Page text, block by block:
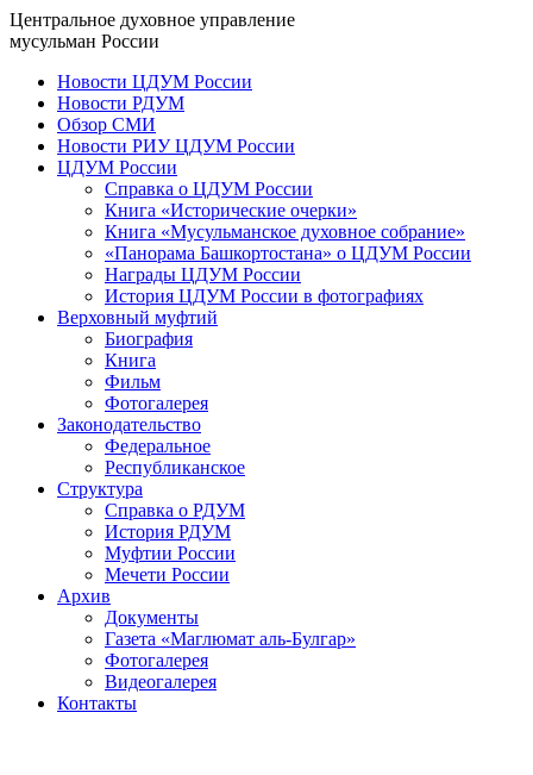
Центральное духовное управление
мусульман России
Новости ЦДУМ России
Новости РДУМ
Обзор СМИ
Новости РИУ ЦДУМ России
ЦДУМ России
Справка о ЦДУМ России
Книга «Исторические очерки»
Книга «Мусульманское духовное собрание»
«Панорама Башкортостана» о ЦДУМ России
Награды ЦДУМ России
История ЦДУМ России в фотографиях
Верховный муфтий
Биография
Книга
Фильм
Фотогалерея
Законодательство
Федеральное
Республиканское
Структура
Справка о РДУМ
История РДУМ
Муфтии России
Мечети России
Архив
Документы
Газета «Маглюмат аль-Булгар»
Фотогалерея
Видеогалерея
Контакты